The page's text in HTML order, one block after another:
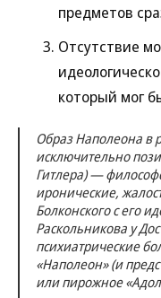
предметов
Отсутствие
который мог
Образ Наполеона в
исключительно
Гитлера) —
иронические,
Болконского с его
Раскольникова у
психиатрические
«Наполеон» (и
или пирожное